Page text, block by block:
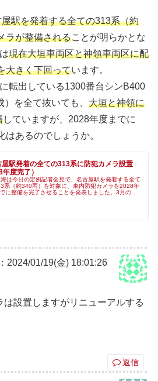
駅を発着する全ての313系（約
ラが整備されることが明らかとな
現在大垣車両区と神領車両区に配
大きく下回っています。
転出している1300番台シンB400
を全て抜いても、 大垣と神領に
していますが、2028年度までに
あるのでしょうか。
屋駅発着の全ての313系に防犯カメラ設置
年度完了）
は今日の定例記者会見で、名古屋駅を発着する全て
系（約340両）を対象に、車内防犯カメラを2028年
に整備を完了させることを発表しました。3月のダ
2024/01/19(金) 18:01:26
は設置しますがリニューアルする
返信